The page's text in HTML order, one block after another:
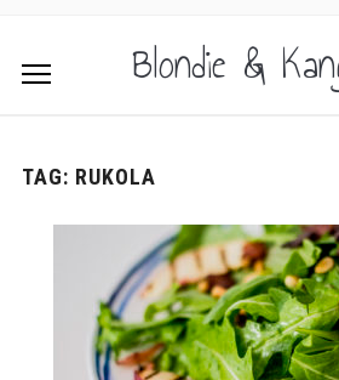
Blondie &
TAG: RUKOLA